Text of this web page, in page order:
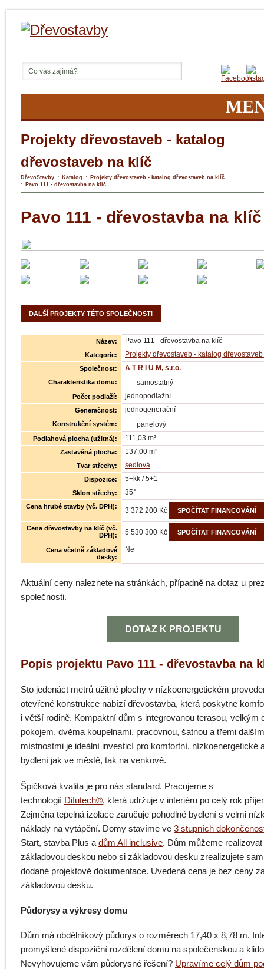
Projekty dřevostaveb - katalog
dřevostaveb na klíč
DřevoStavby › Katalog ›
Projekty dřevostaveb - katalog dřevostaveb na klíč
›
Pavo 111 - dřevostavba na klíč
Pavo 111 - dřevostavba na klíč
DALŠÍ PROJEKTY TÉTO SPOLEČNOSTI
Název: Pavo 111 - dřevostavba na klíč
Kategorie: Projekty dřevostaveb - katalog
Společnost: A T R I U M, s.r.o.
Charakteristika domu: samostatný
Počet podlaží: jednopodlažní
Generačnost: jednogenerační
Konstrukční systém: panelový
Podlahová plocha (užitná): 111,03 m²
Zastavěná plocha: 137,00 m²
Tvar střechy: sedlová
Dispozice: 5+kk / 5+1
Sklon střechy: 35°
Cena hrubé stavby (vč. DPH): 3 372 200 Kč SPOČÍTAT FINANCOVÁNÍ
Cena dřevostavby na klíč (vč.
DPH):
5 530 300 Kč SPOČÍTAT FINANCOVÁNÍ
Cena včetně základové
desky:
Ne
Aktuální ceny naleznete na stránkách, případně na dotaz u
společnosti.
DOTAZ K PROJEKTU
Popis projektu Pavo 111 - dřevostavba na
Sto jedenáct metrů užitné plochy v nízkoenergetickém
otevřené konstrukce nabízí dřevostavba, která poskytne
i větší rodině. Kompaktní dům s integrovanou terasou, velkým
pokojem, dvěma koupelnami, pracovnou, šatnou a třemi
místnostmi je ideální investicí pro komfortní, nízkoenergetické
bydlení jak ve městě, tak na venkově.
Špičková kvalita je pro nás standard. Pracujeme s
technologií Difutech®, která udržuje v interiéru po celý rok
Zejména tepelná izolace zaručuje pohodlné bydlení s velmi
náklady na vytápění. Domy stavíme ve 3 stupních
Start, stavba Plus a dům All inclusive. Dům můžeme
základovou deskou nebo si základovou desku zrealizujete
dodané projektové dokumentace. Uvedená cena je bez ceny
základovou desku.
Půdorysy a výkresy domu
Dům má obdélníkový půdorys o rozměrech 17,40 x 8,78 m.
promyšlené dispoziční rozdělení domu na společenskou a
Nevyhovujeme vám půdorysné řešení? Upravíme celý dům